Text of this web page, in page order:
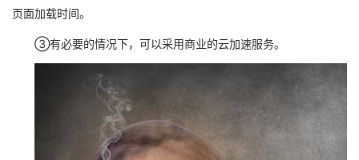
页面加载时间。
③有必要的情况下，可以采用商业的云加速服务。